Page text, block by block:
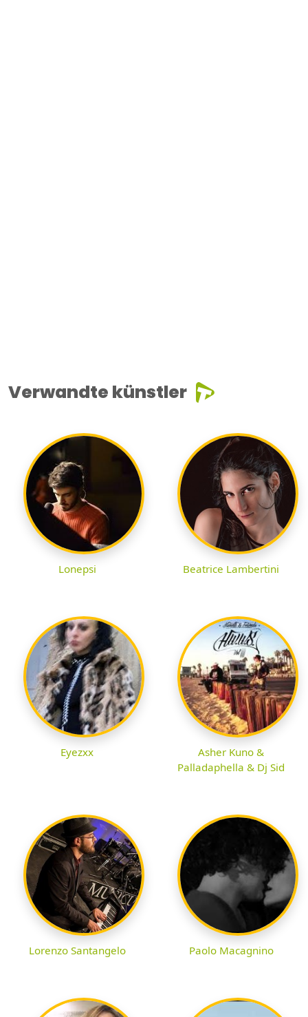
Verwandte künstler
Lonepsi Beatrice Lambertini
Eyezxx
Asher Kuno &
Palladaphella & Dj Sid
Lorenzo Santangelo Paolo Macagnino